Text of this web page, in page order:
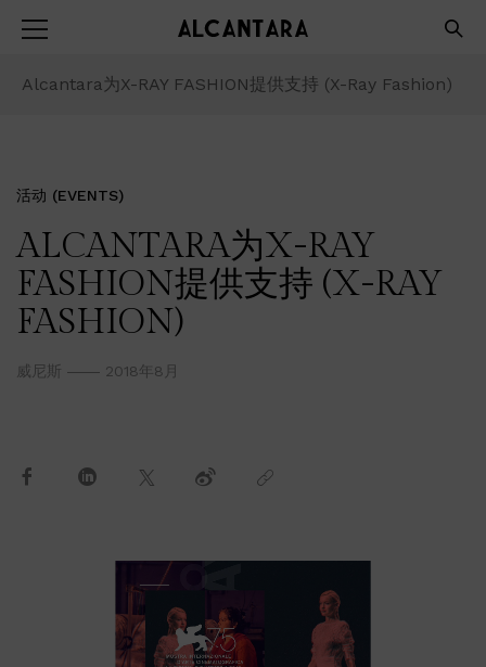
Alcantara为X-RAY FASHION提供支持 (X-Ray Fashion)
活动 (EVENTS)
ALCANTARA为X-RAY
FASHION提供支持 (X-RAY
FASHION)
威尼斯 2018年8月